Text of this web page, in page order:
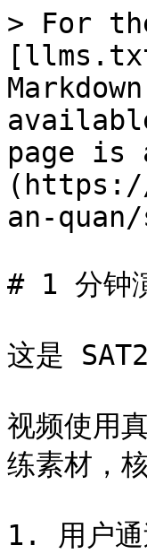
> For
page is
an-
# 1 分钟
这是
视频使
练素材，
1. 用户通